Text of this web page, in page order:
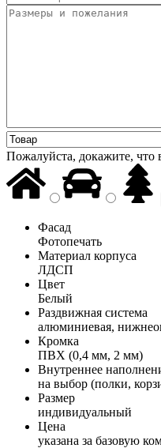
Пожалуйста, докажите, что
Фасад
Фотопечать
Материал корпуса
ЛДСП
Цвет
Белый
Раздвижная система
алюминиевая,
Кромка
ПВХ (0,4 мм, 2 мм)
Внутреннее
на выбор (полки,
Размер
индивидуальный
Цена
указана за базовую